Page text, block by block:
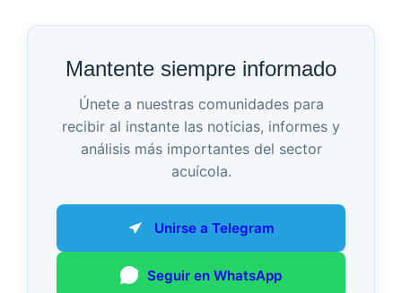
Mantente siempre informado
Únete a nuestras comunidades para
recibir al instante las noticias, informes y
análisis más importantes del sector
acuícola.
Unirse a Telegram
Seguir en WhatsApp